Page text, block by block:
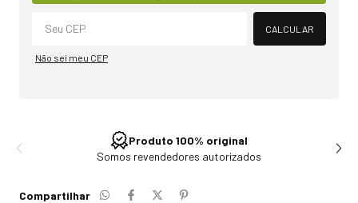
CALCULAR
Não sei meu CEP
Produto 100% original
Somos revendedores autorizados
Compartilhar